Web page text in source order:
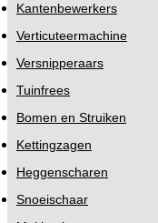
Kantenbewerkers
Verticuteermachine
Versnipperaars
Tuinfrees
Bomen en Struiken
Kettingzagen
Heggenscharen
Snoeischaar